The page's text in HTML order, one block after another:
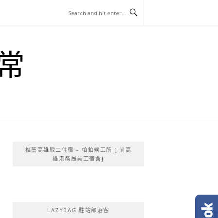
推薦高雄駁二住宿 – 帕鉑候工所 [ 前高
雄港務局員工宿舍]
LAZYBAG 駐站部落客